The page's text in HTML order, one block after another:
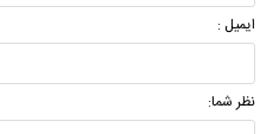
ایمیل :
نظر شما: